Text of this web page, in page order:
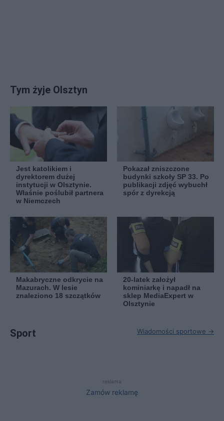
Tym żyje Olsztyn
Jest katolikiem i
dyrektorem dużej
instytucji w Olsztynie.
Właśnie poślubił partnera
w Niemczech
Pokazał zniszczone
budynki szkoły SP 33. Po
publikacji zdjęć wybuchł
spór z dyrekcją
Makabryczne odkrycie na
Mazurach. W lesie
znaleziono 18 szczątków
20-latek założył
kominiarkę i napadł na
sklep MediaExpert w
Olsztynie
Sport Wiadomości sportowe →
reklama
Zamów reklamę